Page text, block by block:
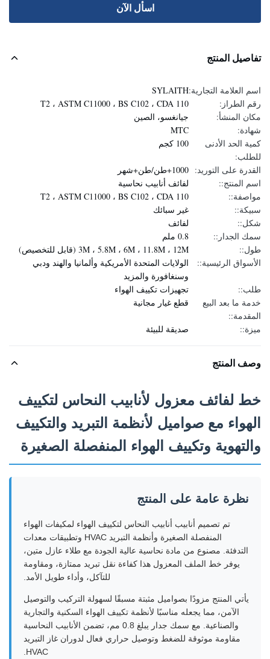
اسأل الآن
تفاصيل المنتج
اسم العلامة التجارية:SYLAITH
رقم الطراز:
T2 ، ASTM C11000 ، BS C102 ، CDA 110
مكان المنشأ:
جيانغسو، الصين
شهادة:
MTC
كمية الحد الأدنى
للطلب:
100 كجم
القدرة على التوريد: 1000+طن/طن+شهر
اسم المنتج::
لفائف أنابيب نحاسية
مواصفة::
T2 ، ASTM C11000 ، BS C102 ، CDA 110
سبيكة::
غير سبائك
شكل::
لفائف
سمك الجدار::
0.8 ملم
طول::
3M ، 5.8M ، 6M ، 11.8M ، 12M (قابل للتخصيص)
الأسواق الرئيسية::
الولايات المتحدة الأمريكية وألمانيا والهند ودبي
وسنغافورة والمزيد
طلب::
تجهيزات تكييف الهواء
خدمة ما بعد البيع
المقدمة::
قطع غيار مجانية
ميزة:: صديقة للبيئة
وصف المنتج
خط لفائف معزول لأنابيب النحاس لتكييف
الهواء مع صواميل لأنظمة التبريد والتكييف
والتهوية وتكييف الهواء المنفصلة الصغيرة
نظرة عامة على المنتج
تم تصميم أنابيب أنابيب النحاس لتكييف الهواء لمكيفات الهواء
المنفصلة الصغيرة وأنظمة التبريد HVAC وتطبيقات معدات
التدفئة. مصنوع من مادة نحاسية عالية الجودة مع طلاء عازل متين،
يوفر خط الملف المعزول هذا كفاءة نقل تبريد ممتازة، ومقاومة
للتآكل، وأداء طويل الأمد.
يأتي المنتج مزودًا بصواميل مثبتة مسبقًا لسهولة التركيب والتوصيل
الآمن، مما يجعله مناسبًا لأنظمة تكييف الهواء السكنية والتجارية
والصناعية. مع سمك جدار يبلغ 0.8 مم، تضمن الأنابيب النحاسية
مقاومة موثوقة للضغط وتوصيل حراري فعال لدوران غاز التبريد
HVAC.